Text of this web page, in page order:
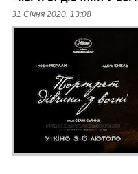
31 Січня 2020, 13:08